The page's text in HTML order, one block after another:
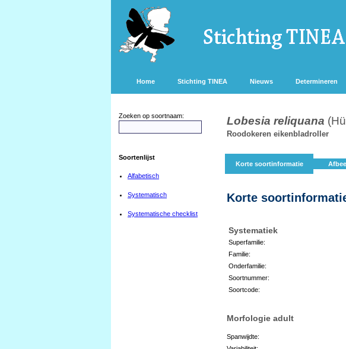
Home Stichting TINEA Nieuws Determineren
Zoeken op soortnaam:
Soortenlijst
Alfabetisch
Systematisch
Systematische checklist
Lobesia reliquana
Roodokeren eikenbladroller
Korte soortinformatie
Korte
Systematiek
Superfamilie:
Familie:
Onderfamilie:
Soortnummer:
Soortcode:
Morfologie adult
Spanwijdte: